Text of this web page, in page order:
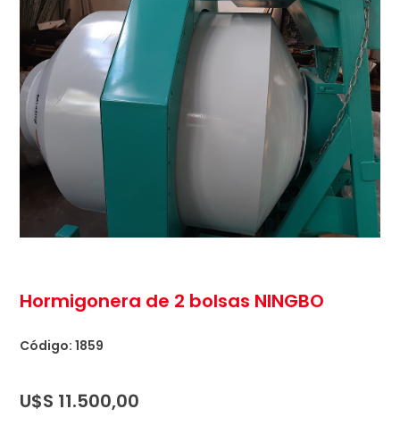
Hormigonera de 2 bolsas NINGBO
Código: 1859
U$S 11.500,00